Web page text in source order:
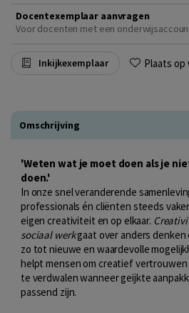
Docentexemplaar aanvragen
Voor docenten met een
Inkijkexemplaar Plaats
Omschrijving
'Weten wat je moet doen als je
doen.'
In onze snel veranderende
professionals én cliënten steeds
eigen creativiteit en op elkaar.
sociaal werkgaat over anders denken
zo tot nieuwe en waardevolle
helpt mensen om creatief
te verdwalen wanneer geijkte
passend zijn.